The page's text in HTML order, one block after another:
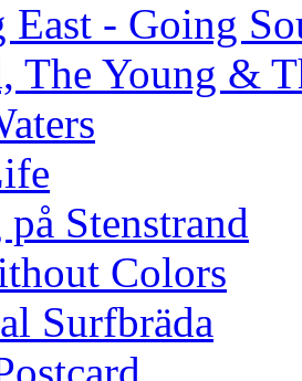
East - Going
The Young &
Stenstrand
Colors
Surfbräda